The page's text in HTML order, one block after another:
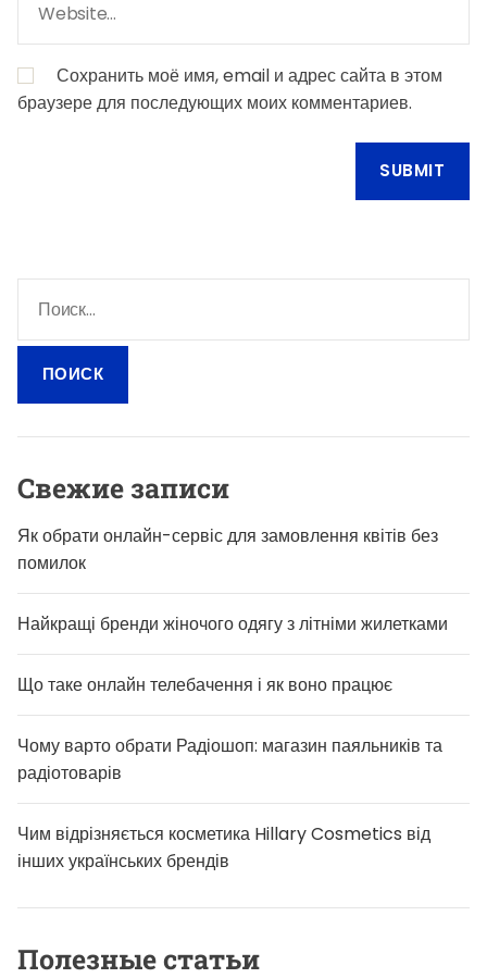
Сохранить моё имя, email и адрес сайта в этом
браузере для последующих моих комментариев.
й
и
Свежие записи
Як обрати онлайн-сервіс для замовлення квітів без
помилок
Найкращі бренди жіночого одягу з літніми жилетками
Що таке онлайн телебачення і як воно працює
Чому варто обрати Радіошоп: магазин паяльників та
радіотоварів
Чим відрізняється косметика Hillary Cosmetics від
інших українських брендів
Полезные статьи